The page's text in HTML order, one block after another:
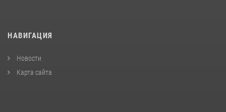
НАВИГАЦИЯ
Новости
Карта сайта